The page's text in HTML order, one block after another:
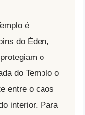
é
do Éden,
o
do Templo o
entre o caos
interior. Para